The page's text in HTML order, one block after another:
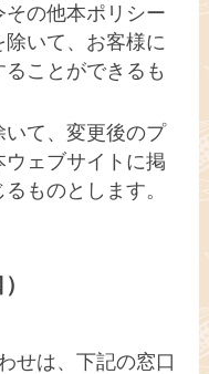
の他本ポリシー
いて、お客様に
ことができるも
て、変更後のプ
ェブサイトに掲
ものとします。
せは、下記の窓口